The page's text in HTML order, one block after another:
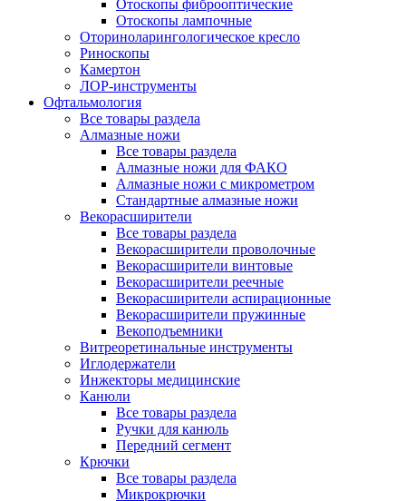
Отоскопы фиброоптические
Отоскопы лампочные
Оториноларингологическое кресло
Риноскопы
Камертон
ЛОР-инструменты
Офтальмология
Все товары раздела
Алмазные ножи
Все товары раздела
Алмазные ножи для ФАКО
Алмазные ножи с микрометром
Стандартные алмазные ножи
Векорасширители
Все товары раздела
Векорасширители проволочные
Векорасширители винтовые
Векорасширители реечные
Векорасширители аспирационные
Векорасширители пружинные
Векоподъемники
Витреоретинальные инструменты
Иглодержатели
Инжекторы медицинские
Канюли
Все товары раздела
Ручки для канюль
Передний сегмент
Крючки
Все товары раздела
Микрокрючки